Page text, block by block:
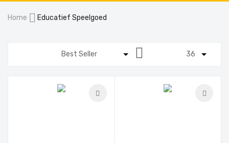
naar
Home Educatief Speelgoed